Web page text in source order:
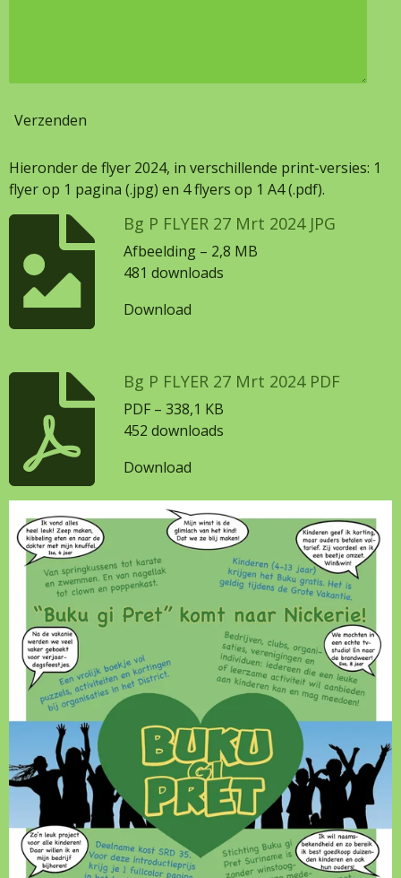
Verzenden
Hieronder de flyer 2024, in verschillende print-versies: 1
flyer op 1 pagina (.jpg) en 4 flyers op 1 A4 (.pdf).
Bg P FLYER 27 Mrt 2024 JPG
Afbeelding – 2,8 MB
481 downloads
Download
Bg P FLYER 27 Mrt 2024 PDF
PDF – 338,1 KB
452 downloads
Download